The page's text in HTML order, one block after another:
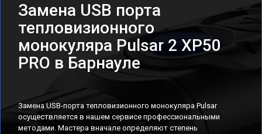
Замена USB порта
тепловизионного
монокуляра Pulsar 2 XP50
PRO в Барнауле
Замена USB-порта тепловизионного монокуляра Pulsar
осуществляется в нашем сервисе профессиональными
методами. Мастера вначале определяют степень